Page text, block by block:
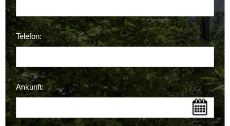
Telefon:
Ankunft: